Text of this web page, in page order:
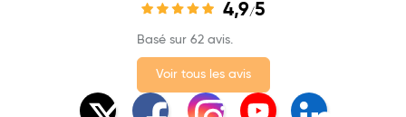
4,9/5
Basé sur 62 avis.
Voir tous les avis